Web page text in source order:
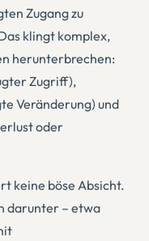
Zugang zu
klingt komplex,
herunterbrechen:
Zugriff),
Veränderung) und
oder
keine böse Absicht.
darunter – etwa